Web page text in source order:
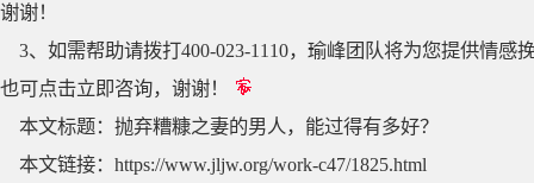
谢谢！
3、如需帮助请拨打400-023-1110，瑜峰团队将为您提供情
也可点击立即咨询，谢谢！
本文标题： 抛弃糟糠之妻的男人，能过得有多好？
本文链接： https://www.jljw.org/work-c47/1825.html